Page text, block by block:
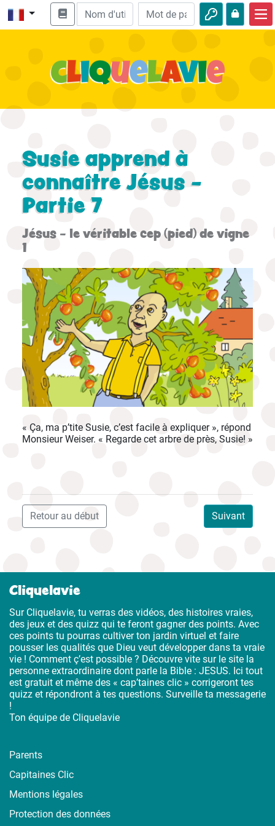
Enseignement biblique
Aventures
Susie apprend à
connaître Jésus -
Partie 7
Jésus - le véritable cep (pied) de vigne
1
« Ça, ma p’tite Susie, c’est facile à expliquer », répond
Monsieur Weiser. « Regarde cet arbre de près, Susie! »
Suivant
Retour au début
Cliquelavie
Sur Cliquelavie, tu verras des vidéos, des histoires vraies,
des jeux et des quizz qui te feront gagner des points. Avec
ces points tu pourras cultiver ton jardin virtuel et faire
pousser les qualités que Dieu veut développer dans ta vraie
vie ! Comment ç’est possible ? Découvre vite sur le site la
personne extraordinaire dont parle la Bible : JESUS. Ici tout
est gratuit et même des « cap’taines clic » corrigeront tes
quizz et répondront à tes questions. Surveille ta messagerie
!
Ton équipe de Cliquelavie
Parents
Capitaines Clic
Mentions légales
Protection des données